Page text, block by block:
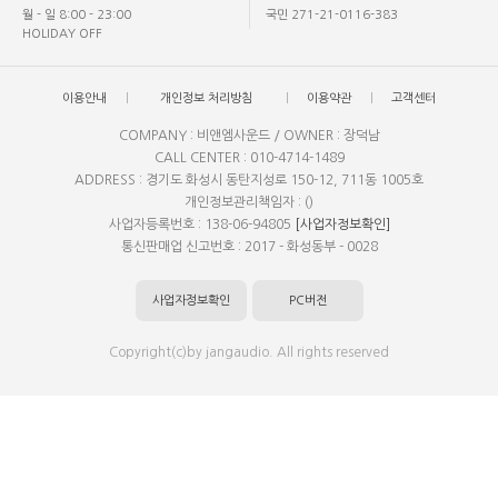
월 - 일 8:00 - 23:00
HOLIDAY OFF
국민 271-21-0116-383
이용안내 개인정보 처리방침 이용약관 고객센터
COMPANY : 비앤엠사운드 / OWNER : 장덕남
CALL CENTER : 010-4714-1489
ADDRESS : 경기도 화성시 동탄지성로 150-12, 711동 1005호
개인정보관리책임자 : ()
사업자등록번호 : 138-06-94805
[사업자정보확인]
통신판매업 신고번호 : 2017 - 화성동부 - 0028
사업자정보확인 PC버전
Copyright(c)by jangaudio. All rights reserved